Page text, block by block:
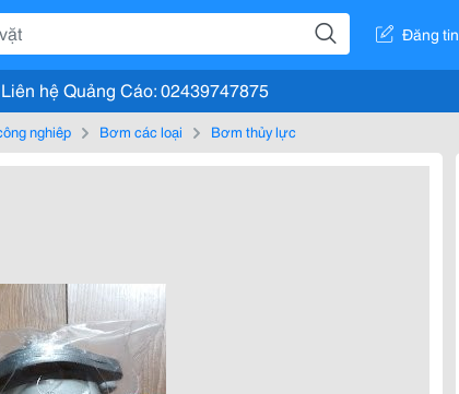
Đăng tin
Liên hệ Quảng Cáo: 02439747875
nghiệp Bơm các loại Bơm thủy lực